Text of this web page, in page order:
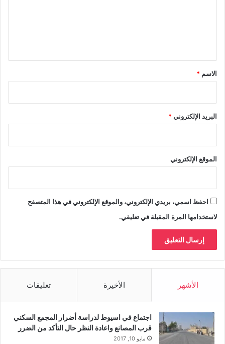
*
الاسم *
البريد الإلكتروني*
الموقع الإلكتروني
احفظ اسمي، بريدي الإلكتروني، والموقع الإلكتروني في هذا المتصفح
لاستخدامها المرة المقبلة في تعليقي.
الأشهر الأخيرة تعليقات
اجتماع في اسيوط لدراسة أضرار المجمع السكني
قرب المصانع واعادة النظر حال التأكد من الضرر
مايو 10, 2017